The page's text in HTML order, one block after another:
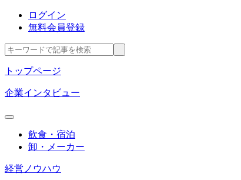
ログイン
無料会員登録
トップページ
企業インタビュー
飲食・宿泊
卸・メーカー
経営ノウハウ